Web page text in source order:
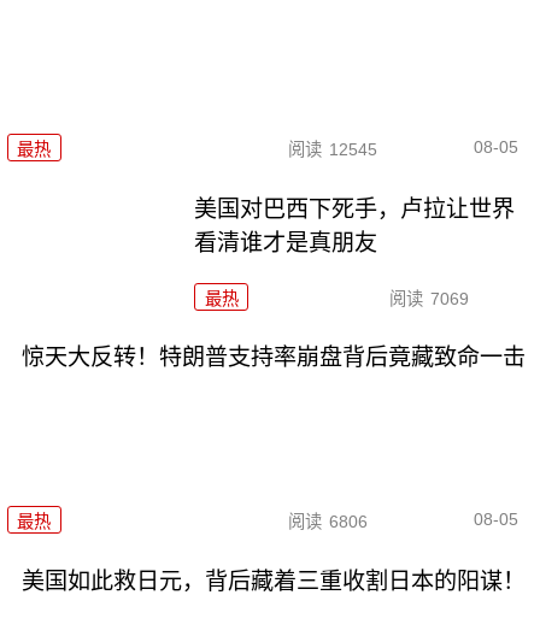
最热 阅读 12545 08-05
美国对巴西下死手，卢拉让世界
看清谁才是真朋友
最热 阅读 7069
惊天大反转！特朗普支持率崩盘背后竟藏致命一击
最热 阅读 6806 08-05
美国如此救日元，背后藏着三重收割日本的阳谋！